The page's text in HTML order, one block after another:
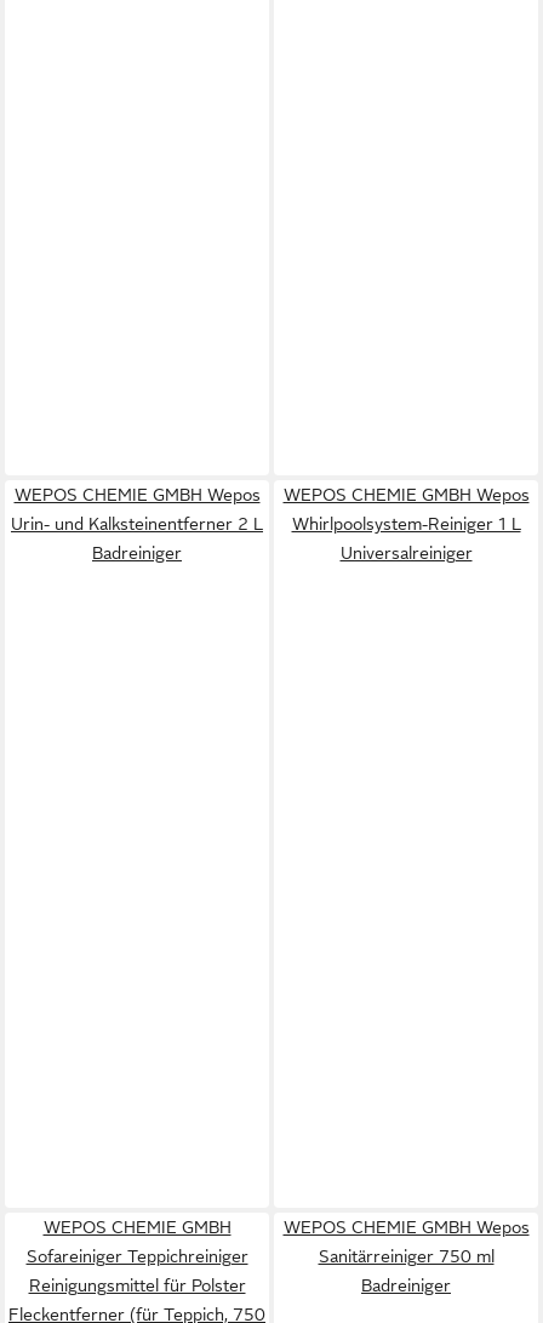
WEPOS CHEMIE GMBH Wepos
Urin- und Kalksteinentferner 2 L
Badreiniger
WEPOS CHEMIE GMBH Wepos
Whirlpoolsystem-Reiniger 1 L
Universalreiniger
WEPOS CHEMIE GMBH
Sofareiniger Teppichreiniger
Reinigungsmittel für Polster
Fleckentferner (für Teppich, 750
WEPOS CHEMIE GMBH Wepos
Sanitärreiniger 750 ml
Badreiniger